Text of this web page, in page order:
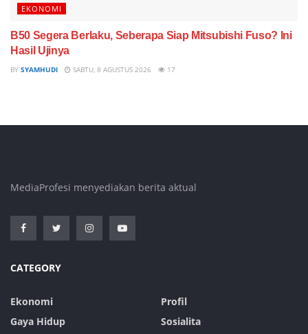
EKONOMI
B50 Segera Berlaku, Seberapa Siap Mitsubishi Fuso? Ini
Hasil Ujinya
BY SYAMHUDI SABTU, 8 AGUSTUS 2026 17
MediaProfesi menyediakan berita aktual
CATEGORY
Ekonomi
Gaya Hidup
Profil
Sosialita